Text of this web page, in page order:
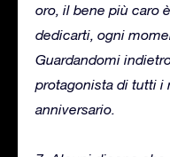
oro, il bene più caro
dedicarti, ogni
Guardandomi
protagonista di tutti i
anniversario.